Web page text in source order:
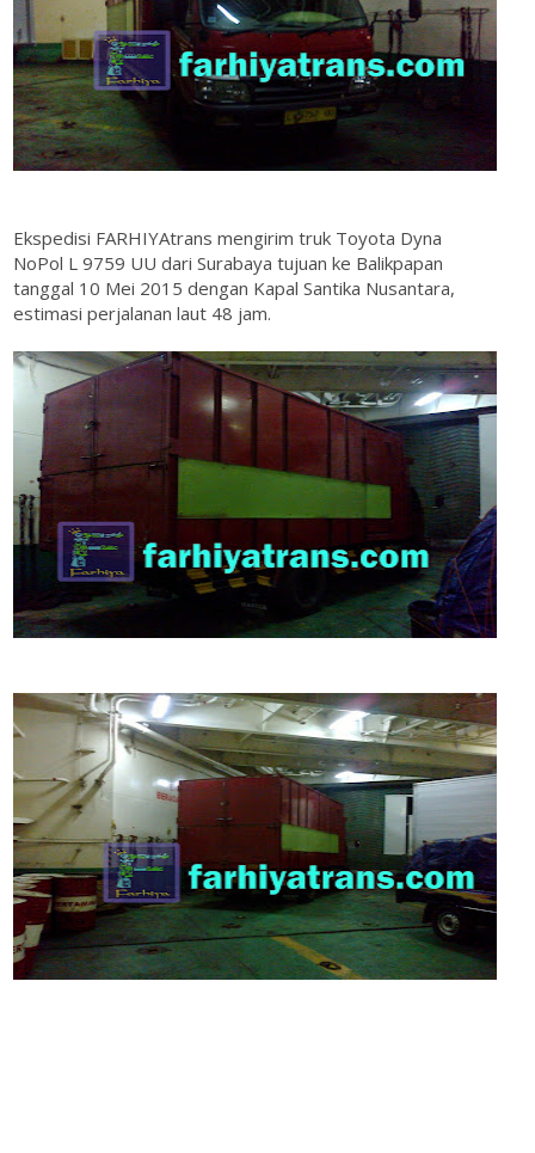
Ekspedisi FARHIYAtrans mengirim truk Toyota Dyna
NoPol L 9759 UU dari Surabaya tujuan ke Balikpapan
tanggal 10 Mei 2015 dengan Kapal Santika Nusantara,
estimasi perjalanan laut 48 jam.